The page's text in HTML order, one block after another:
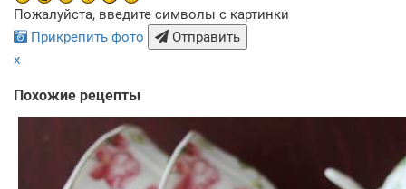
Пожалуйста, введите символы с картинки
Прикрепить фото
Отправить
x
Похожие рецепты